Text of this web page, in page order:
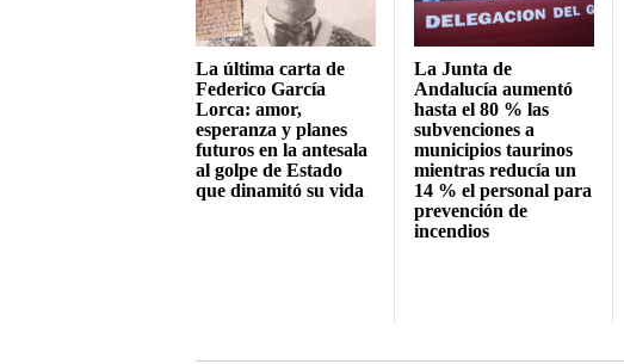
La última carta de
Federico García
Lorca: amor,
esperanza y planes
futuros en la antesala
al golpe de Estado
que dinamitó su vida
La Junta de
Andalucía aumentó
hasta el 80 % las
subvenciones a
municipios taurinos
mientras reducía un
14 % el personal para
prevención de
incendios